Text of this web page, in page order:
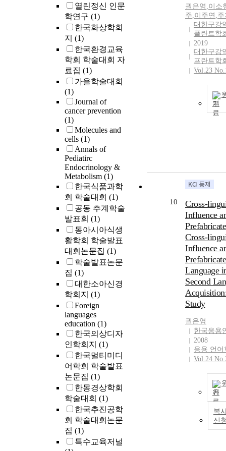
열린정신 인문
학연구 (1)
한국화상학회
지 (1)
한국환경교육
학회 학술대회 자
료집 (1)
가을학술대회
(1)
Journal of
cancer prevention
(1)
Molecules and
cells (1)
Annals of
Pediatirc
Endocrinology &
Metabolism (1)
한국식품과학
회 학술대회 (1)
공동 추계학술
발표회 (1)
동아시아식생
활학회 학술발표
대회논문집 (1)
학술발표논문
집 (1)
대한소아신경
학회지 (1)
Foreign
languages
education (1)
한국의상디자
인학회지 (1)
한국멀티미디
어학회 학술발표
논문집 (1)
한몽경상학회
학술대회 (1)
한국추진공학
회 학술대회논문
집 (1)
특수교육저널
권은영 ,이소
주,이주연 ,
대한구강
플란트학
2019
대한구강
프란트학
Vol.23
기
10
Cross-
Influence
Cross-
Influence
Language
Second
Study
권은영
한국응용
2008
응용 언어
Vol.24
기
복
신